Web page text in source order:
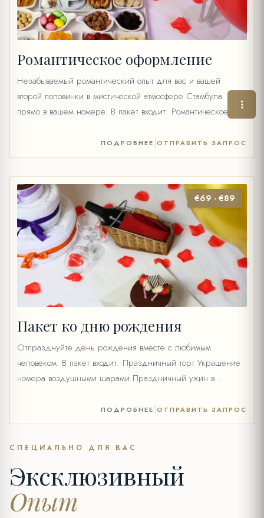
Романтическое оформление
Незабываемый романтический опыт для вас и вашей
второй половинки в мистической атмосфере Стамбула
прямо в вашем номере. В пакет входит: Романтическое
свежими фруктами Вино (35 cc) или 2 фруктовых сока, вода
и минеральная вода Цена: 40 €
ПОДРОБНЕЕ |ОТПРАВИТЬ ЗАПРОС
€69 - €89
Пакет ко дню рождения
Отпразднуйте день рождения вместе с любимым
человеком. В пакет входит: Праздничный торт Украшение
номера воздушными шарами Праздничный ужин в
человек, фиксированное меню, напитки оплачиваются
отдельно) Поздравительная открытка Дополнительно:
указана без вина. Вино доступно как дополнительная
опция.
ПОДРОБНЕЕ |ОТПРАВИТЬ ЗАПРОС
СПЕЦИАЛЬНО ДЛЯ ВАС
Эксклюзивный
Опыт